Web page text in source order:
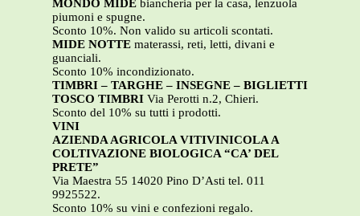
MONDO MIDE biancheria per la casa, lenzuola
piumoni e spugne.
Sconto 10%. Non valido su articoli scontati.
MIDE NOTTE materassi, reti, letti, divani e
guanciali.
Sconto 10% incondizionato.
TIMBRI – TARGHE – INSEGNE – BIGLIETTI
TOSCO TIMBRI Via Perotti n.2, Chieri.
Sconto del 10% su tutti i prodotti.
VINI
AZIENDA AGRICOLA VITIVINICOLA A
COLTIVAZIONE BIOLOGICA “CA’ DEL
PRETE”
Via Maestra 55 14020 Pino D’Asti tel. 011
9925522.
Sconto 10% su vini e confezioni regalo.